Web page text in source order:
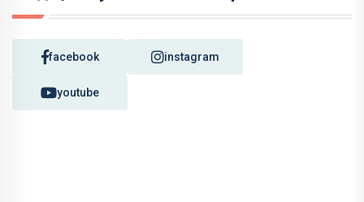
facebook instagram
youtube